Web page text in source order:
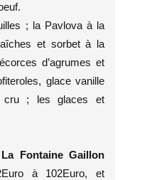
; la Pavlova à la
et sorbet à la
d’agrumes et
glace vanille
cru ; les glaces et
Fontaine Gaillon
à 102Euro, et